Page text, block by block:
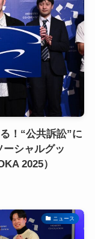
！“公共訴訟”に
シャルグッ
2025）
ニュース